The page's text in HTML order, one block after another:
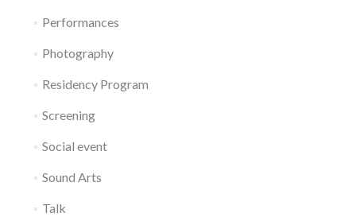
Performances
Photography
Residency Program
Screening
Social event
Sound Arts
Talk